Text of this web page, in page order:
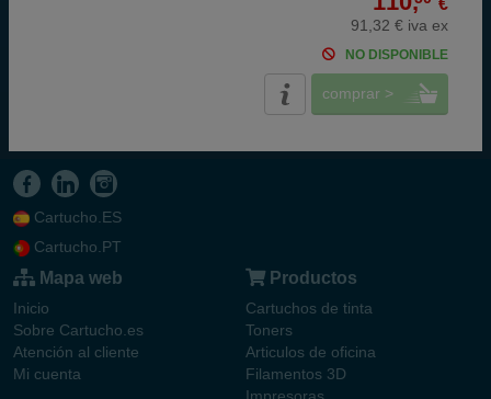
€
91,32 € iva ex
NO DISPONIBLE
comprar >
Cartucho.ES
Cartucho.PT
Mapa web
Inicio
Sobre Cartucho.es
Atención al cliente
Mi cuenta
Productos
Cartuchos de tinta
Toners
Articulos de oficina
Filamentos 3D
Impresoras